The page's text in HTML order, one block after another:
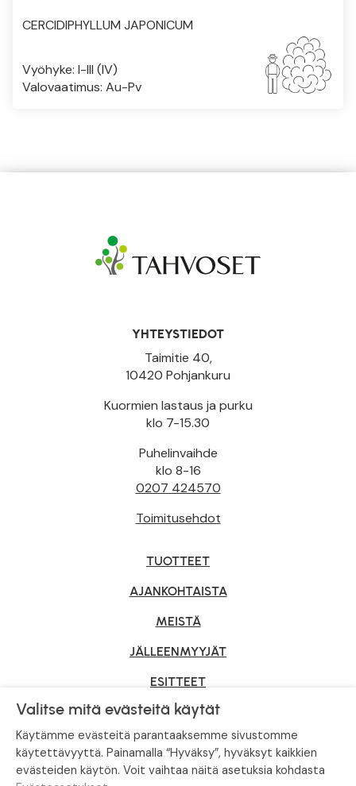
CERCIDIPHYLLUM JAPONICUM
Vyöhyke: I-III (IV)
Valovaatimus: Au-Pv
YHTEYSTIEDOT
Taimitie 40,
10420 Pohjankuru
Kuormien lastaus ja purku
klo 7-15.30
Puhelinvaihde
klo 8-16
0207 424570
Toimitusehdot
TUOTTEET
AJANKOHTAISTA
MEISTÄ
JÄLLEENMYYJÄT
ESITTEET
YRITYSMYYNTI
Valitse mitä evästeitä käytät
Käytämme evästeitä parantaaksemme sivustomme
käytettävyyttä. Painamalla “Hyväksy”, hyväksyt kaikkien
evästeiden käytön. Voit vaihtaa näitä asetuksia kohdasta